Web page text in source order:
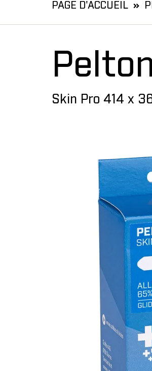
PAGE D'ACCUEIL
Skin Pro 414 x